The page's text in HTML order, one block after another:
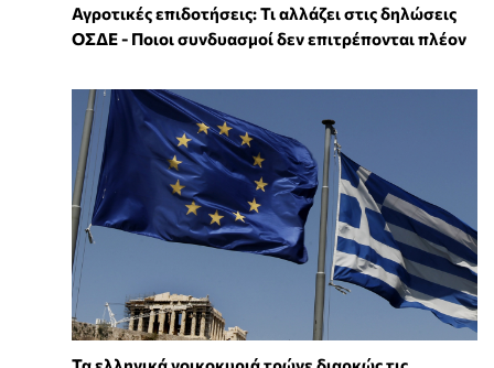
Αγροτικές επιδοτήσεις: Τι αλλάζει στις δηλώσεις
ΟΣΔΕ - Ποιοι συνδυασμοί δεν επιτρέπονται πλέον